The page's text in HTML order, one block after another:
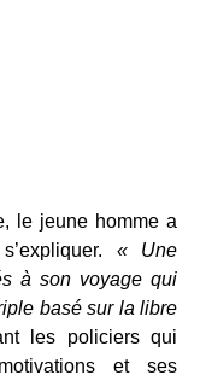
le jeune homme a
« Une
à son voyage qui
basé sur la libre
les policiers qui
et ses